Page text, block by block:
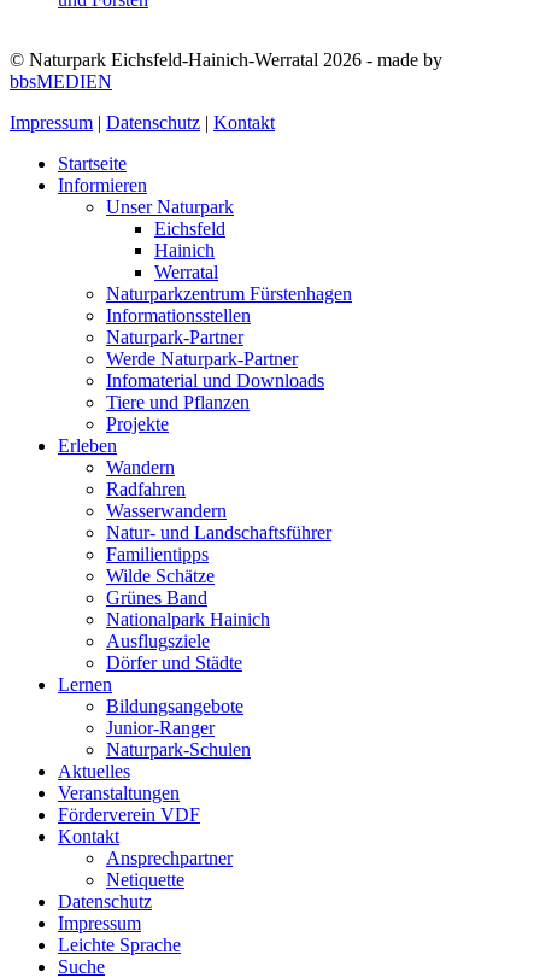
© Naturpark Eichsfeld-Hainich-Werratal 2026 - made by
bbsMEDIEN
Impressum | Datenschutz | Kontakt
Startseite
Informieren
Unser Naturpark
Eichsfeld
Hainich
Werratal
Naturparkzentrum Fürstenhagen
Informationsstellen
Naturpark-Partner
Werde Naturpark-Partner
Infomaterial und Downloads
Tiere und Pflanzen
Projekte
Erleben
Wandern
Radfahren
Wasserwandern
Natur- und Landschaftsführer
Familientipps
Wilde Schätze
Grünes Band
Nationalpark Hainich
Ausflugsziele
Dörfer und Städte
Lernen
Bildungsangebote
Junior-Ranger
Naturpark-Schulen
Aktuelles
Veranstaltungen
Förderverein VDF
Kontakt
Ansprechpartner
Netiquette
Datenschutz
Impressum
Leichte Sprache
Suche